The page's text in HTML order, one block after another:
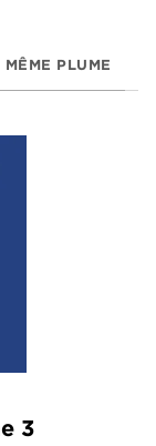
MÊME PLUME
3